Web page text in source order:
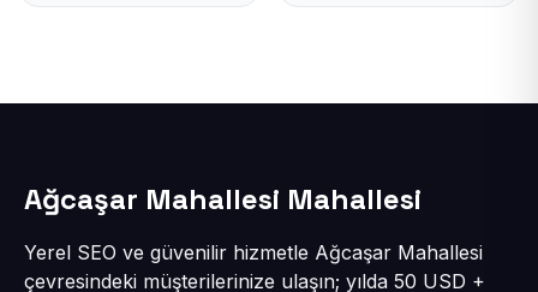
Ağcaşar Mahallesi Mahallesi
Yerel SEO ve güvenilir hizmetle Ağcaşar Mahallesi
çevresindeki müşterilerinize ulaşın; yılda 50 USD +